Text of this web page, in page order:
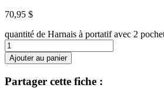
70,95 $
quantité de Harnais à portatif avec 2
Ajouter au panier
Partager cette fiche :